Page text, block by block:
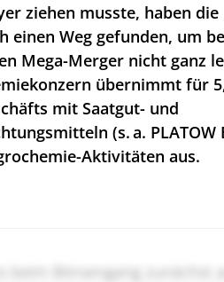
ziehen musste, haben
einen Weg gefunden, um
Mega-Merger nicht ganz
übernimmt für
mit Saatgut- und
(s. a. PLATOW
Aktivitäten aus.